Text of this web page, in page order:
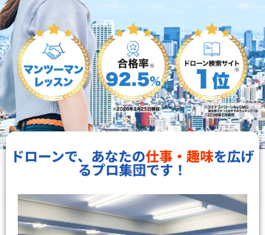
ドローンで、あなたの仕事・趣味を広げ
るプロ集団です！